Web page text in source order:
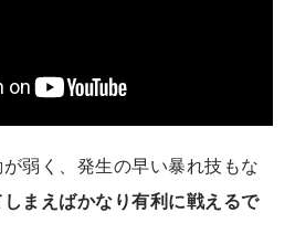
弱く、発生の早い暴れ技もな
まえばかなり有利に戦えるで